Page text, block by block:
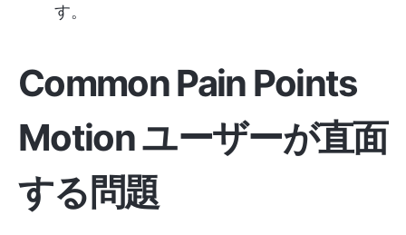
す。
Common Pain Points
Motionユーザーが直面
する 問題